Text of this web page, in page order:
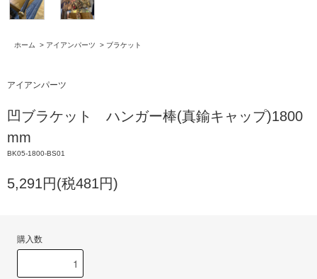
ホーム > アイアンパーツ > ブラケット
アイアンパーツ
凹ブラケット ハンガー棒(真鍮キャップ)1800
mm
BK05-1800-BS01
5,291円(税481円)
購入数